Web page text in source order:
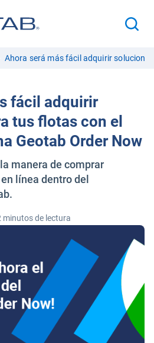
Ahora será más fácil adquirir
fácil adquirir
tus flotas con el
Geotab Order Now
manera de comprar
línea dentro del
minutos de lectura